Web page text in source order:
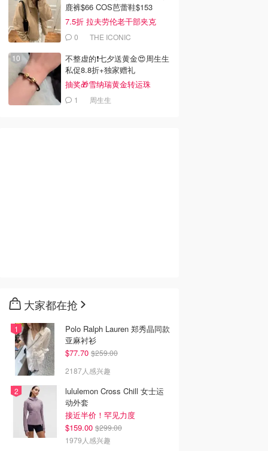
鹿裤$66 COS芭蕾鞋$153
7.5折 拉夫劳伦老干部夹克
$4190 THE ICONIC
不整虚的❗️七夕送黄金😍周生生
私促8.8折+独家赠礼
抽奖🎁雪纳瑞黄金转运珠
1 周生生
大家都在抢
Polo Ralph Lauren 郑秀晶同款
亚麻衬衫
$77.70 $259.00
2187人感兴趣
lululemon Cross Chill 女士运
动外套
接近半价！罕见力度
$159.00 $299.00
1979人感兴趣